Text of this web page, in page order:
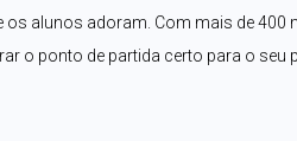
os alunos adoram. Com mais de 400
o ponto de partida certo para o seu